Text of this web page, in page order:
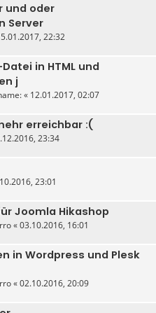
und oder
Server
22:32
in HTML und
j
« 12.01.2017, 02:07
erreichbar :(
23:34
23:01
Joomla Hikashop
«03.10.2016, 16:01
in Wordpress und Plesk
«02.10.2016, 20:09